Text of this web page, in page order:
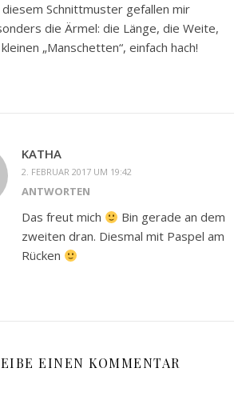
diesem Schnittmuster gefallen mir
die Ärmel: die Länge, die Weite,
„Manschetten“, einfach hach!
KATHA
2. FEBRUAR 2017 UM 19:42
ANTWORTEN
Das freut mich
Bin gerade an dem
zweiten dran. Diesmal mit Paspel am
Rücken
EINEN KOMMENTAR